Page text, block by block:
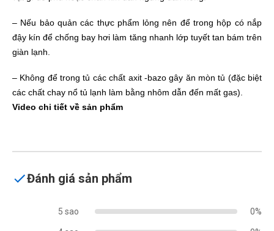
– Nếu bảo quản các thực phẩm lỏng nên để trong hộp có nắp
đậy kín để chống bay hơi làm tăng nhanh lớp tuyết tan bám trên
giàn lạnh.
– Không để trong tủ các chất axit -bazo gây ăn mòn tủ (đặc biệt
các chất chay nổ tủ lạnh làm bằng nhôm dẫn đến mất gas).
Video chi tiết về sản phẩm
Đánh giá sản phẩm
5 sao 0%